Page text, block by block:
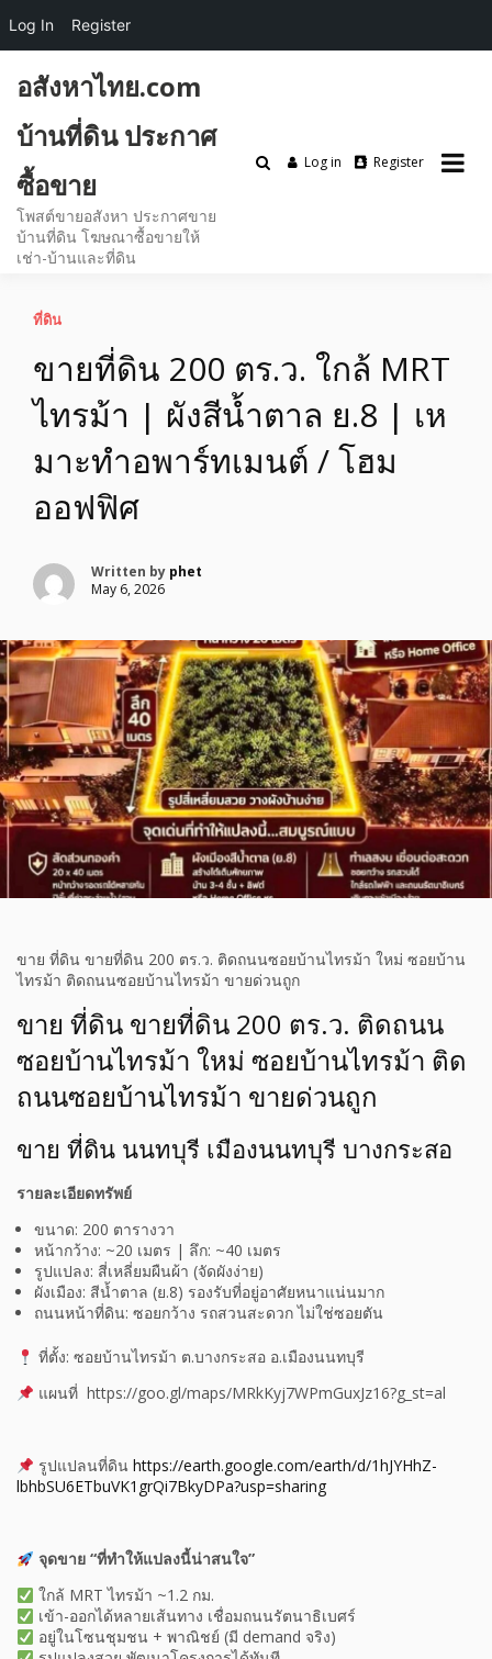
content
อสังหาไทย.com
บ้านที่ดิน ประกาศ
ซื้อขาย
โพสต์ขายอสังหา ประกาศขาย
บ้านที่ดิน โฆษณาซื้อขายให้
เช่า-บ้านและที่ดิน
Log in Register
ที่ดิน
ขายที่ดิน 200 ตร.ว. ใกล้ MRT
ไทรม้า | ผังสีน้ำตาล ย.8 | เห
มาะทำอพาร์ทเมนต์ / โฮม
ออฟฟิศ
Written by phet
May 6, 2026
ขาย ที่ดิน ขายที่ดิน 200 ตร.ว. ติดถนนซอยบ้านไทรม้า ใหม่ ซอยบ้าน
ไทรม้า ติดถนนซอยบ้านไทรม้า ขายด่วนถูก
ขาย ที่ดิน ขายที่ดิน 200 ตร.ว. ติดถนน
ซอยบ้านไทรม้า ใหม่ ซอยบ้านไทรม้า ติด
ถนนซอยบ้านไทรม้า ขายด่วนถูก
ขาย ที่ดิน นนทบุรี เมืองนนทบุรี บางกระสอ
รายละเอียดทรัพย์
ขนาด: 200 ตารางวา
หน้ากว้าง: ~20 เมตร | ลึก: ~40 เมตร
รูปแปลง: สี่เหลี่ยมผืนผ้า (จัดผังง่าย)
ผังเมือง: สีน้ำตาล (ย.8) รองรับที่อยู่อาศัยหนาแน่นมาก
ถนนหน้าที่ดิน: ซอยกว้าง รถสวนสะดวก ไม่ใช่ซอยตัน
ที่ตั้ง: ซอยบ้านไทรม้า ต.บางกระสอ อ.เมืองนนทบุรี
แผนที่ https://goo.gl/maps/MRkKyj7WPmGuxJz16?g_st=al
รูปแปลนที่ดิน https://earth.google.com/earth/d/1hJYHhZ-
lbhbSU6ETbuVK1grQi7BkyDPa?usp=sharing
จุดขาย “ที่ทำให้แปลงนี้น่าสนใจ”
ใกล้ MRT ไทรม้า ~1.2 กม.
เข้า-ออกได้หลายเส้นทาง เชื่อมถนนรัตนาธิเบศร์
อยู่ในโซนชุมชน + พาณิชย์ (มี demand จริง)
Log In Register